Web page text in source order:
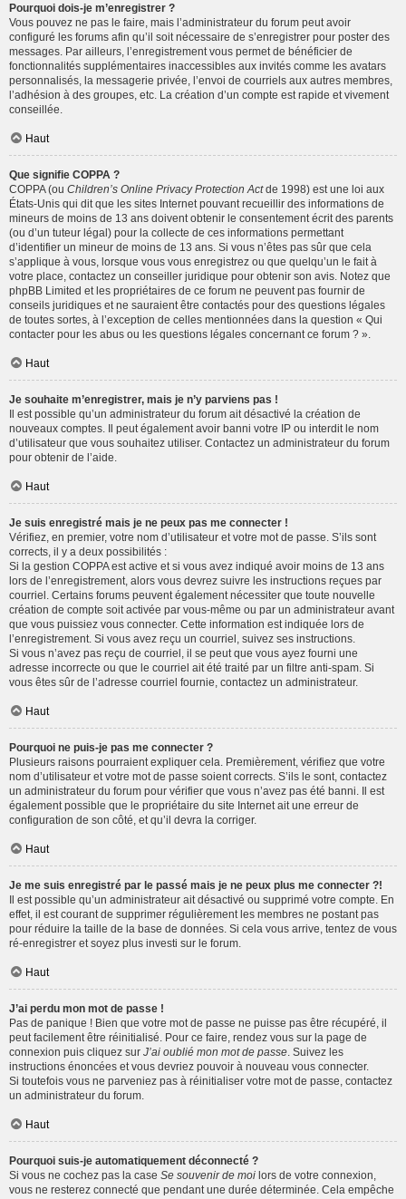
Pourquoi dois-je m’enregistrer ?
Vous pouvez ne pas le faire, mais l’administrateur du forum peut avoir
configuré les forums afin qu’il soit nécessaire de s’enregistrer pour poster des
messages. Par ailleurs, l’enregistrement vous permet de bénéficier de
fonctionnalités supplémentaires inaccessibles aux invités comme les avatars
personnalisés, la messagerie privée, l’envoi de courriels aux autres membres,
l’adhésion à des groupes, etc. La création d’un compte est rapide et vivement
conseillée.
Haut
Que signifie COPPA ?
COPPA (ou Children’s Online Privacy Protection Actde 1998) est une loi aux
États-Unis qui dit que les sites Internet pouvant recueillir des informations de
mineurs de moins de 13 ans doivent obtenir le consentement écrit des parents
(ou d’un tuteur légal) pour la collecte de ces informations permettant
d’identifier un mineur de moins de 13 ans. Si vous n’êtes pas sûr que cela
s’applique à vous, lorsque vous vous enregistrez ou que quelqu’un le fait à
votre place, contactez un conseiller juridique pour obtenir son avis. Notez que
phpBB Limited et les propriétaires de ce forum ne peuvent pas fournir de
conseils juridiques et ne sauraient être contactés pour des questions légales
de toutes sortes, à l’exception de celles mentionnées dans la question « Qui
contacter pour les abus ou les questions légales concernant ce forum ? ».
Haut
Je souhaite m’enregistrer, mais je n’y parviens pas !
Il est possible qu’un administrateur du forum ait désactivé la création de
nouveaux comptes. Il peut également avoir banni votre IP ou interdit le nom
d’utilisateur que vous souhaitez utiliser. Contactez un administrateur du forum
pour obtenir de l’aide.
Haut
Je suis enregistré mais je ne peux pas me connecter !
Vérifiez, en premier, votre nom d’utilisateur et votre mot de passe. S’ils sont
corrects, il y a deux possibilités :
Si la gestion COPPA est active et si vous avez indiqué avoir moins de 13 ans
lors de l’enregistrement, alors vous devrez suivre les instructions reçues par
courriel. Certains forums peuvent également nécessiter que toute nouvelle
création de compte soit activée par vous-même ou par un administrateur avant
que vous puissiez vous connecter. Cette information est indiquée lors de
l’enregistrement. Si vous avez reçu un courriel, suivez ses instructions.
Si vous n’avez pas reçu de courriel, il se peut que vous ayez fourni une
adresse incorrecte ou que le courriel ait été traité par un filtre anti-spam. Si
vous êtes sûr de l’adresse courriel fournie, contactez un administrateur.
Haut
Pourquoi ne puis-je pas me connecter ?
Plusieurs raisons pourraient expliquer cela. Premièrement, vérifiez que votre
nom d’utilisateur et votre mot de passe soient corrects. S’ils le sont, contactez
un administrateur du forum pour vérifier que vous n’avez pas été banni. Il est
également possible que le propriétaire du site Internet ait une erreur de
configuration de son côté, et qu’il devra la corriger.
Haut
Je me suis enregistré par le passé mais je ne peux plus me connecter ?!
Il est possible qu’un administrateur ait désactivé ou supprimé votre compte. En
effet, il est courant de supprimer régulièrement les membres ne postant pas
pour réduire la taille de la base de données. Si cela vous arrive, tentez de vous
ré-enregistrer et soyez plus investi sur le forum.
Haut
J’ai perdu mon mot de passe !
Pas de panique ! Bien que votre mot de passe ne puisse pas être récupéré, il
peut facilement être réinitialisé. Pour ce faire, rendez vous sur la page de
connexion puis cliquez sur J’ai oublié mon mot de passe . Suivez les
instructions énoncées et vous devriez pouvoir à nouveau vous connecter.
Si toutefois vous ne parveniez pas à réinitialiser votre mot de passe, contactez
un administrateur du forum.
Haut
Pourquoi suis-je automatiquement déconnecté ?
Si vous ne cochez pas la case Se souvenir de moi lors de votre connexion,
vous ne resterez connecté que pendant une durée déterminée. Cela empêche